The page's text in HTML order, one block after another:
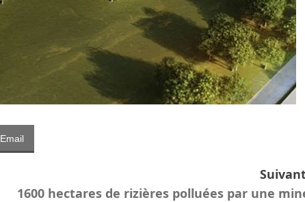
Email
1600 hectares de rizières polluées par une